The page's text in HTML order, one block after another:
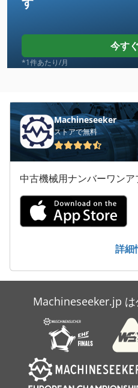
Claas Arion 640
Claas Arion 640 Cis
Claas Arion 650 Cebis
Claas Axion 820 Cis
Claas Axion 830 Cebis
Claas Axion 840 Cmatic
Claas Axos 340 C
Claas Celtis 446 Rx
Claas Lexion 440
Claas Lexion 450
Claas Lexion 540
今す
*1件あたり/月
Machineseeker
ストアで無料
中古機械用ナンバーワンア
詳細
Machineseeker.jp